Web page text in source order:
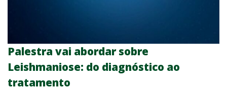
Palestra vai abordar sobre
Leishmaniose: do diagnóstico ao
tratamento